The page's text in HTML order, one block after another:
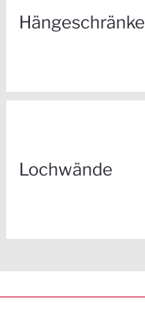
Hängeschränke
Lochwände